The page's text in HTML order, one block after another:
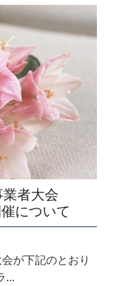
者大会
について
が下記のとおり
...